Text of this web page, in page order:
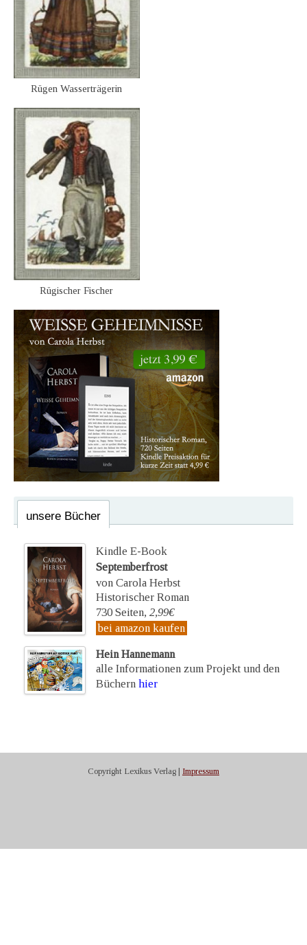
Rügen Wasserträgerin
Rügischer Fischer
unsere Bücher
Kindle E-Book
Septemberfrost
von Carola Herbst
Historischer Roman
730 Seiten, 2,99€
bei amazon kaufen
Hein Hannemann
alle Informationen zum Projekt und den
Büchern hier
Copyright Lexikus Verlag | Impressum